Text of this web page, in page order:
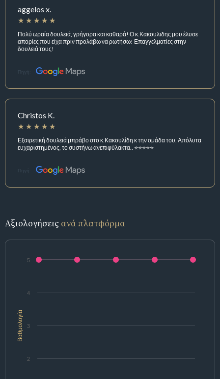
aggelos x.
Πολύ ωραία δουλειά, γρήγορα και καθαρά! Ο κ.Κακουλιδης μου έλυσε
απορίες που είχα πριν προλάβω να ρωτήσω! Επαγγελματίες στην
δουλειά τους!
Πηγή:
Christos K.
Εξαιρετική δουλειά μπράβο στο κ.Κακουλίδη κ την ομάδα του. Απόλυτα
ευχαριστημένος, το συστήνω ανεπιφύλακτα.. ⭐️⭐️⭐️⭐️⭐️
Πηγή:
Αξιολογήσεις ανά πλατφόρμα
Βαθμολογία
2
3
4
5